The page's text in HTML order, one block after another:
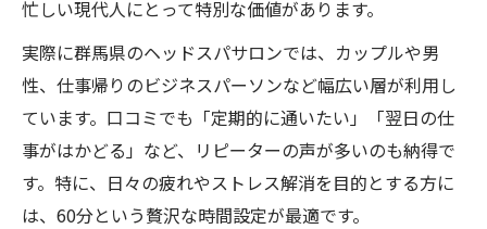
忙しい現代人にとって特別な価値があります。
実際に群馬県のヘッドスパサロンでは、カップルや男
性、仕事帰りのビジネスパーソンなど幅広い層が利用し
ています。口コミでも「定期的に通いたい」「翌日の仕
事がはかどる」など、リピーターの声が多いのも納得で
す。特に、日々の疲れやストレス解消を目的とする方に
は、60分という贅沢な時間設定が最適です。